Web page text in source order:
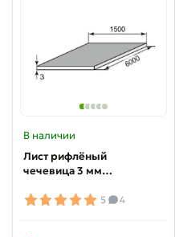
В наличии
Лист рифлёный
чечевица 3 мм
5 4